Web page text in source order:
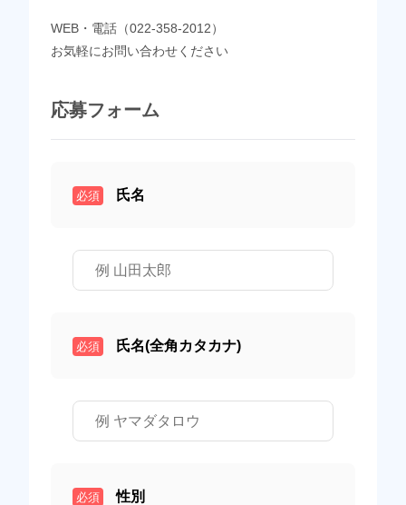
WEB・電話（022‐358‐2012）
お気軽にお問い合わせください
応募フォーム
必須 氏名
必須 氏名(全角カタカナ)
必須 性別